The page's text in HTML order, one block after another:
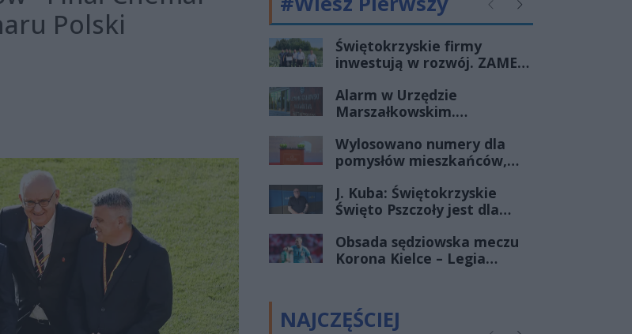
Polski
PoprzednieNastępne
Świętokrzyskie firmy
inwestują w rozwój. ZAMEL
wsparciu SSE
„Starachowice”
Alarm w Urzędzie
Marszałkowskim.
podłożeniem ładunku
wybuchowego
Wylosowano numery dla
pomysłów mieszkańców,
J. Kuba: Świętokrzyskie
Święto Pszczoły jest dla
którzy kochają życie
Obsada sędziowska meczu
Korona Kielce – Legia
NAJCZĘŚCIEJ